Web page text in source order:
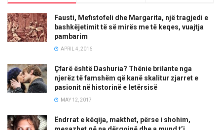
Fausti, Mefistofeli dhe Margarita, një tragjedi e
bashkëjetimit të së mirës me të keqes, vuajtja
pambarim
APRIL 4, 2016
Çfarë është Dashuria? Thënie brilante nga
njerëz të famshëm që kanë skalitur zjarret e
pasionit në historinë e letërsisë
MAY 12, 2017
Ëndrrat e këqija, makthet, përse i shohim,